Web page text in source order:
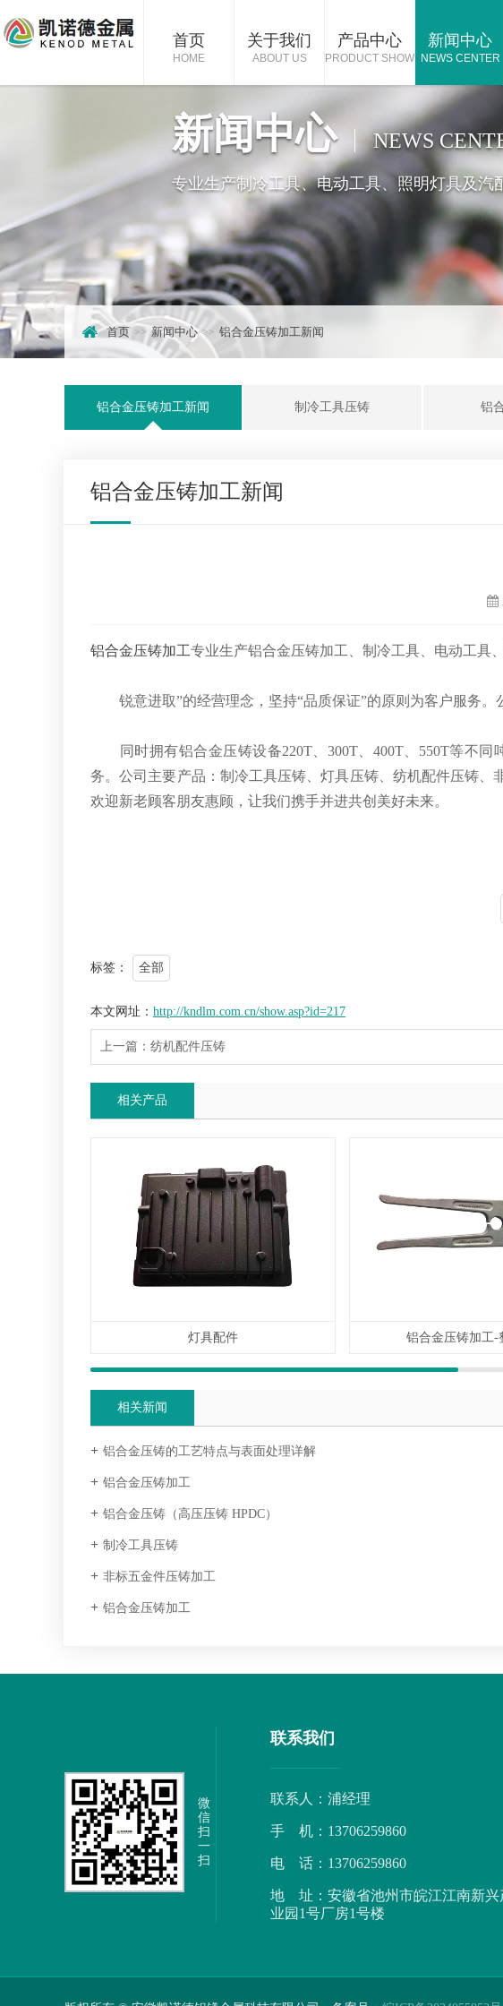
首页
HOME
关于我们
ABOUT US
产品中心
PRODUCT SHOW
新闻中心
NEWS CENTER
新闻中心 NEWS
专业生产制冷工具、电动工具、照明灯具及汽
首页 新闻中心 铝合金压铸加工新闻
铝合金压铸加工新闻 制冷工具压铸 铝
铝合金压铸加工新闻
铝合金压铸加工专业生产铝合金压铸加工、制冷工具、电动工具
锐意进取”的经营理念，坚持“品质保证”的原则为客户服务。
同时拥有铝合金压铸设备220T、300T、400T、550T等不同
务。公司主要产品：制冷工具压铸、灯具压铸、纺机配件压铸、
欢迎新老顾客朋友惠顾，让我们携手并进共创美好未来。
标签： 全部
本文网址： http://kndlm.com.cn/show.asp?id=217
上一篇： 纺机配件压铸
相关产品
灯具配件 铝合金压铸加工-
相关新闻
铝合金压铸的工艺特点与表面处理详解
铝合金压铸加工
铝合金压铸（高压压铸 HPDC）
制冷工具压铸
非标五金件压铸加工
铝合金压铸加工
微
信
扫
一
扫
联系我们
联系人：浦经理
手 机：13706259860
电 话：13706259860
地 址：安徽省池州市皖江江南新兴
业园1号厂房1号楼